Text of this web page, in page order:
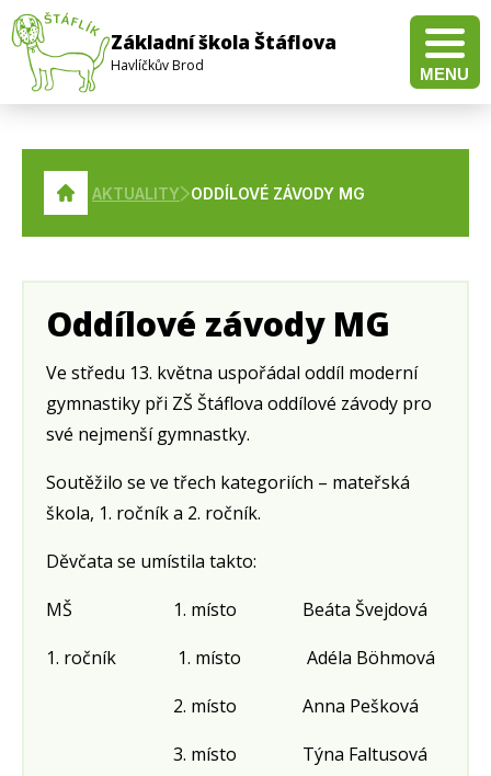
Základní škola Štáflova
Havlíčkův Brod MENU
AKTUALITY ODDÍLOVÉ ZÁVODY MG
Oddílové závody MG
Ve středu 13. května uspořádal oddíl moderní
gymnastiky při ZŠ Štáflova oddílové závody pro
své nejmenší gymnastky.
Soutěžilo se ve třech kategoriích – mateřská
škola, 1. ročník a 2. ročník.
Děvčata se umístila takto:
MŠ 1. místo Beáta Švejdová
1. ročník 1. místo Adéla Böhmová
2. místo Anna Pešková
3. místo Týna Faltusová